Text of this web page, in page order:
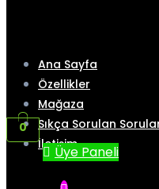
Ana Sayfa
Özellikler
Mağaza
Sıkça Sorulan
İletişim
0
Üye Paneli